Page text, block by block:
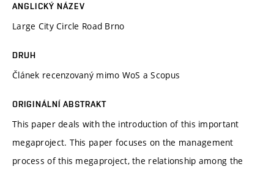
ANGLICKÝ NÁZEV
Large City Circle Road Brno
DRUH
Článek recenzovaný mimo WoS a Scopus
ORIGINÁLNÍ ABSTRAKT
This paper deals with the introduction of this important
megaproject. This paper focuses on the management
process of this megaproject, the relationship among the